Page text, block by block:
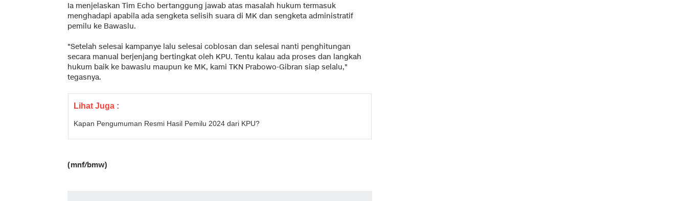
Ia menjelaskan Tim Echo bertanggung jawab atas masalah hukum termasuk
menghadapi apabila ada sengketa selisih suara di MK dan sengketa administratif
pemilu ke Bawaslu.
"Setelah selesai kampanye lalu selesai coblosan dan selesai nanti penghitungan
secara manual berjenjang bertingkat oleh KPU. Tentu kalau ada proses dan langkah
hukum baik ke bawaslu maupun ke MK, kami TKN Prabowo-Gibran siap selalu,"
tegasnya.
Lihat Juga :
Kapan Pengumuman Resmi Hasil Pemilu 2024 dari KPU?
(mnf/bmw)